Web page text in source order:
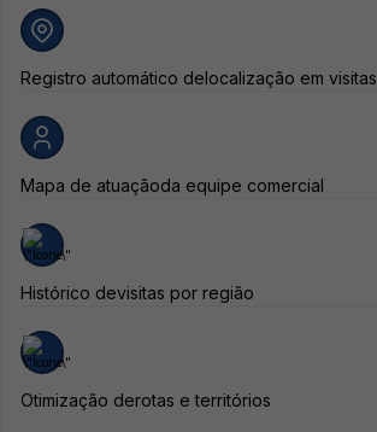
Registro automático delocalização em visitas
Mapa de atuaçãoda equipe comercial
Histórico devisitas por região
Otimização derotas e territórios